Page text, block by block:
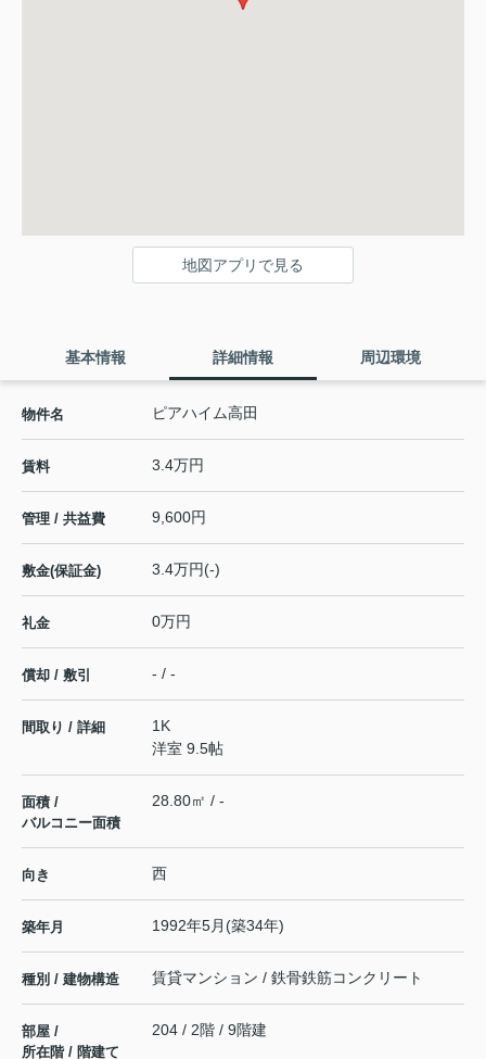
地図アプリで見る
基本情報 詳細情報 周辺環境
物件名 ピアハイム高田
賃料 3.4万円
管理 / 共益費 9,600円
敷金(保証金) 3.4万円(-)
礼金 0万円
償却 / 敷引 - / -
間取り / 詳細
1K
洋室 9.5帖
面積 /
バルコニー面積
28.80㎡ / -
向き 西
築年月 1992年5月(築34年)
種別 / 建物構造 賃貸マンション / 鉄骨鉄筋コンクリート
部屋 /
所在階 / 階建て
204 / 2階 / 9階建